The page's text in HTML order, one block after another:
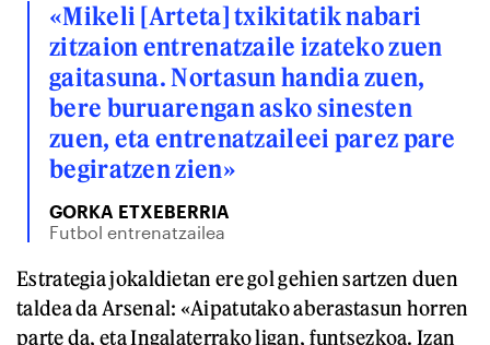
«Mikeli [Arteta] txikitatik nabari
zitzaion entrenatzaile izateko zuen
gaitasuna. Nortasun handia zuen,
bere buruarengan asko sinesten
zuen, eta entrenatzaileei parez pare
begiratzen zien»
GORKA ETXEBERRIA
Futbol entrenatzailea
Estrategia jokaldietan ere gol gehien sartzen duen
taldea da Arsenal: «Aipatutako aberastasun horren
parte da, eta Ingalaterrako ligan, funtsezkoa. Izan